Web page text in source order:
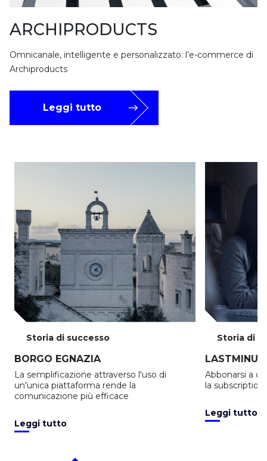
ARCHIPRODUCTS
Omnicanale, intelligente e personalizzato: l’e-commerce di
Archiproducts
Leggi tutto
Storia di successo
BORGO EGNAZIA
La semplificazione attraverso l'uso di
un'unica piattaforma rende la
comunicazione più efficace
Leggi tutto
Storia di
Abbonarsi a
la
Leggi tutto